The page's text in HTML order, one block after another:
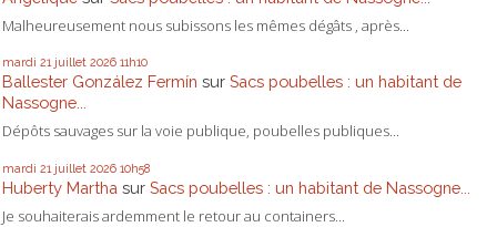
Malheureusement nous subissons les mêmes dégâts , après...
mardi 21 juillet 2026 11h10
Ballester González Fermín sur Sacs poubelles : un habitant de
Nassogne...
Dépôts sauvages sur la voie publique, poubelles publiques...
mardi 21 juillet 2026 10h58
Huberty Martha sur Sacs poubelles : un habitant de Nassogne...
Je souhaiterais ardemment le retour au containers...